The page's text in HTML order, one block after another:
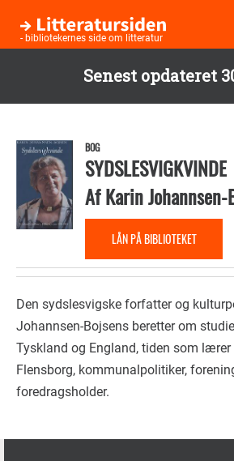
Senest opdateret
hovedindhold
- bibliotekernes side om litteratur
BOG
SYDSLESVIGKVINDE
AfKarin
LÅN PÅ BIBLIOTEKET
Den sydslesvigske forfatter og
Johannsen-Bojsens beretter om
Tyskland og England, tiden som
Flensborg, kommunalpolitiker,
foredragsholder.